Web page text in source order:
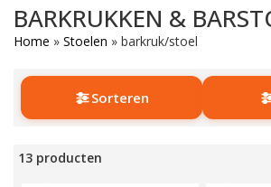
BARKRUKKEN &
Home » Stoelen » barkruk/stoel
Sorteren
13 producten